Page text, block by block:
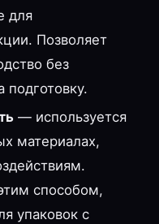
для
Позволяет
без
подготовку.
— используется
материалах,
способом,
упаковок с